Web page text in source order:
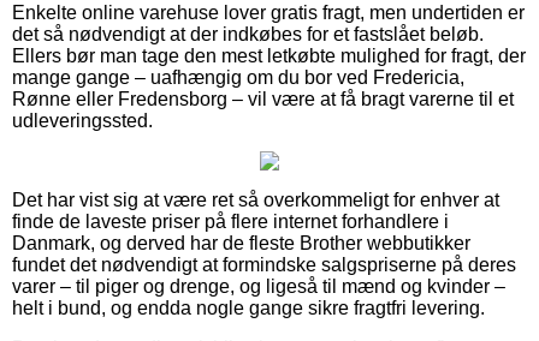
Enkelte online varehuse lover gratis fragt, men undertiden er
det så nødvendigt at der indkøbes for et fastslået beløb.
Ellers bør man tage den mest letkøbte mulighed for fragt, der
mange gange – uafhængig om du bor ved Fredericia,
Rønne eller Fredensborg – vil være at få bragt varerne til et
udleveringssted.
Det har vist sig at være ret så overkommeligt for enhver at
finde de laveste priser på flere internet forhandlere i
Danmark, og derved har de fleste Brother webbutikker
fundet det nødvendigt at formindske salgspriserne på deres
varer – til piger og drenge, og ligeså til mænd og kvinder –
helt i bund, og endda nogle gange sikre fragtfri levering.